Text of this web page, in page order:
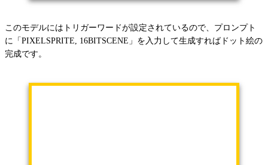
このモデルにはトリガーワードが設定されているので、プロンプト
に「PIXELSPRITE, 16BITSCENE」を入力して生成すればドット絵の
完成です。